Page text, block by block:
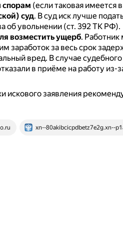
спорам (если таковая имеется в
суд. В суд иск лучше
об увольнении (ст. 392 ТК РФ).
возместить ущерб.
заработок за весь срок
вред. В случае
в приёме на работу из-
искового заявления
xn--80akibcicpdbetz7e2g.xn--